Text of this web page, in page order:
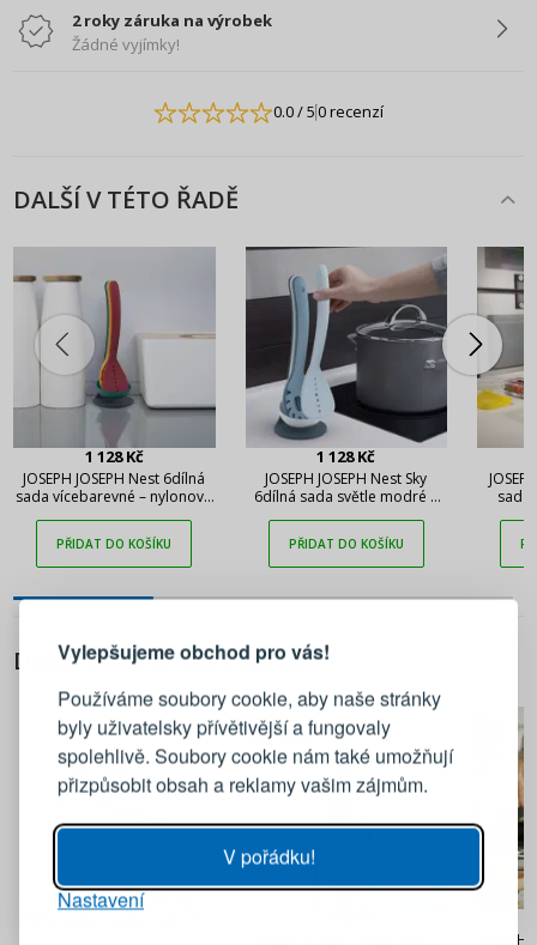
Vylepšujeme obchod pro vás!
Používáme soubory cookie, aby naše stránky
byly uživatelsky přívětivější a fungovaly
spolehlivě. Soubory cookie nám také umožňují
přizpůsobit obsah a reklamy vašim zájmům.
V pořádku!
Nastavení
2 roky záruka na výrobek
Žádné vyjímky!
0.0/ 50 recenzí
DALŠÍ V TÉTO ŘADĚ
1 128 Kč
JOSEPH JOSEPH Nest 6dílná
sada vícebarevné – nylonové
PŘIDAT DO KOŠÍKU
1 128 Kč
JOSEPH JOSEPH Nest Sky
6dílná sada světle modré –
PŘIDAT DO KOŠÍKU
sada
DALŠÍ Z TÉTO KATEGORIE
JOSEPH JOSEPH GrillOut
Přihlaste se ke svému účtu
Emailová adresa
PŘIHLÁSIT SE